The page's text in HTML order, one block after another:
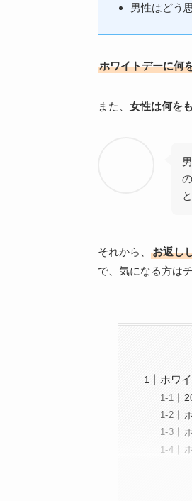
男性はどう
ホワイトデーに何
また、 女性は何を
それから、 お返し
で、気になる方は
ホワ